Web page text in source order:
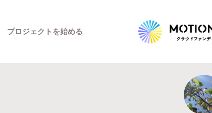
新着プロジ
プロジェクトを始める